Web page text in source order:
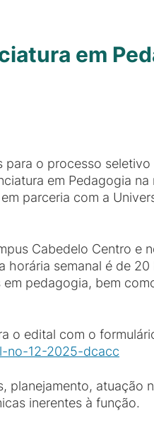
em
o processo
em Pedagogia na
parceria com a
Cabedelo Centro e
horária semanal é de 20
pedagogia, bem
o edital com o
no-12-2025-dcacc
planejamento, atuação
inerentes à função.